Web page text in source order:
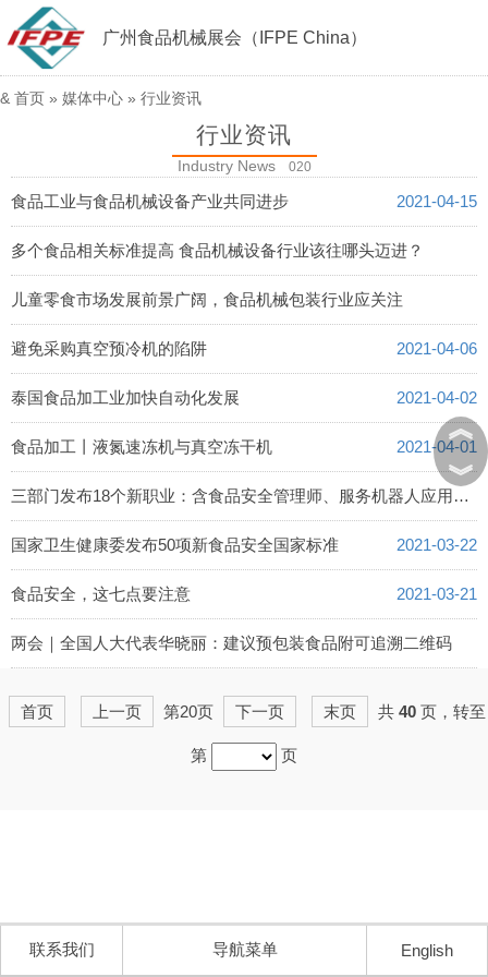
广州食品机械展会（IFPE China）
& 首页 » 媒体中心 » 行业资讯
行业资讯
Industry News 020
食品工业与食品机械设备产业共同进步 2021-04-15
多个食品相关标准提高 食品机械设备行业该往哪头迈进？
2021-04-14
儿童零食市场发展前景广阔，食品机械包装行业应关注
2021-04-13
避免采购真空预冷机的陷阱 2021-04-06
泰国食品加工业加快自动化发展 2021-04-02
食品加工丨液氮速冻机与真空冻干机 2021-04-01
三部门发布18个新职业：含食品安全管理师、服务机器人应用技术员等
2021-03-23
国家卫生健康委发布50项新食品安全国家标准 2021-03-22
食品安全，这七点要注意 2021-03-21
两会｜全国人大代表华晓丽：建议预包装食品附可追溯二维码
首页
上一页 第20页 下一页 末页 共 40页，转至
第 页
︽
︾
联系我们 导航菜单 English